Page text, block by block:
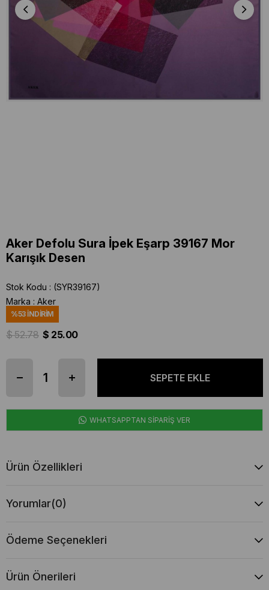
Aker Defolu Sura İpek Eşarp 39167 Mor
Karışık Desen
Stok Kodu
(SYR39167)
Marka : Aker
%53İNDIRIM
$ 52.78 $ 25.00
WHATSAPPTAN SİPARİŞ VER
Ürün Özellikleri
Yorumlar(0)
Ödeme Seçenekleri
Ürün Önerileri